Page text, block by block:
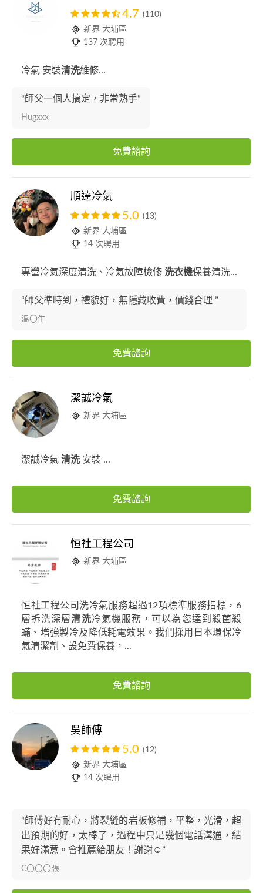
4.7 (110)
新界 大埔區
137 次聘用
冷氣 安裝清洗維修...
“師父一個人搞定，非常熟手”
Hugxxx
免費諮詢
順達冷氣
5.0 (13)
新界 大埔區
14 次聘用
專營冷氣深度清洗、冷氣故障檢修 洗衣機保養清洗...
“師父準時到，禮貌好，無隱藏收費，價錢合理 ”
溫〇生
免費諮詢
潔誠冷氣
新界 大埔區
潔誠冷氣 清洗安裝 ...
免費諮詢
恒社工程公司
新界 大埔區
恒社工程公司洗冷氣服務超過12項標準服務指標，6
層拆洗深層清洗冷氣機服務，可以為您達到殺菌殺
蟎、增強製冷及降低耗電效果。我們採用日本環保冷
氣清潔劑、設免費保養，...
免費諮詢
吳師傅
5.0 (12)
新界 大埔區
14 次聘用
“師傅好有耐心，將裂縫的岩板修補，平整，光滑，超
出預期的好，太棒了，過程中只是幾個電話溝通，結
果好滿意。會推薦給朋友！謝謝☺️”
C〇〇〇張